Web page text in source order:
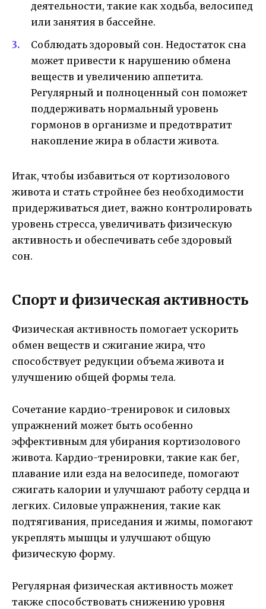
деятельности, такие как ходьба, велосипед
или занятия в бассейне.
Соблюдать здоровый сон. Недостаток сна
может привести к нарушению обмена
веществ и увеличению аппетита.
Регулярный и полноценный сон поможет
поддерживать нормальный уровень
гормонов в организме и предотвратит
накопление жира в области живота.
Итак, чтобы избавиться от кортизолового
живота и стать стройнее без необходимости
придерживаться диет, важно контролировать
уровень стресса, увеличивать физическую
активность и обеспечивать себе здоровый
сон.
Спорт и физическая активность
Физическая активность помогает ускорить
обмен веществ и сжигание жира, что
способствует редукции объема живота и
улучшению общей формы тела.
Сочетание кардио-тренировок и силовых
упражнений может быть особенно
эффективным для убирания кортизолового
живота. Кардио-тренировки, такие как бег,
плавание или езда на велосипеде, помогают
сжигать калории и улучшают работу сердца и
легких. Силовые упражнения, такие как
подтягивания, приседания и жимы, помогают
укреплять мышцы и улучшают общую
физическую форму.
Регулярная физическая активность может
также способствовать снижению уровня